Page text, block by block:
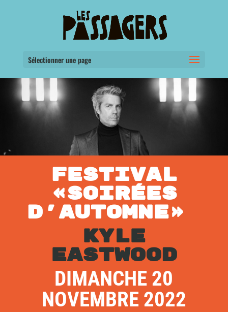
Sélectionner une page
FESTIVAL
«SOIRÉES
D’AUTOMNE»
KYLE
EASTWOOD
DIMANCHE 20
NOVEMBRE 2022